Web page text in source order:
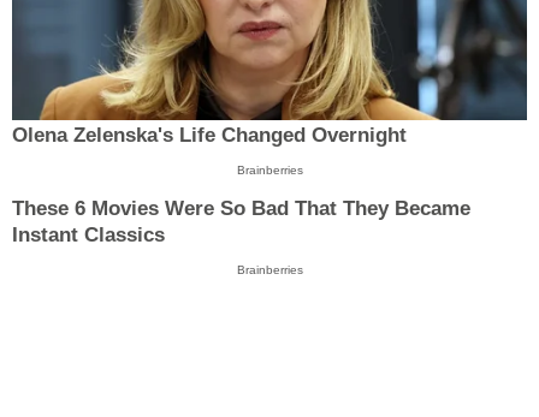
Olena Zelenska's Life Changed Overnight
Brainberries
These 6 Movies Were So Bad That They Became
Instant Classics
Brainberries